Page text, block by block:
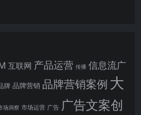
互联网 产品运营 传播 信息流广
牌 品牌营销 品牌营销案例 大
场洞察 市场运营 广告 广告文案创